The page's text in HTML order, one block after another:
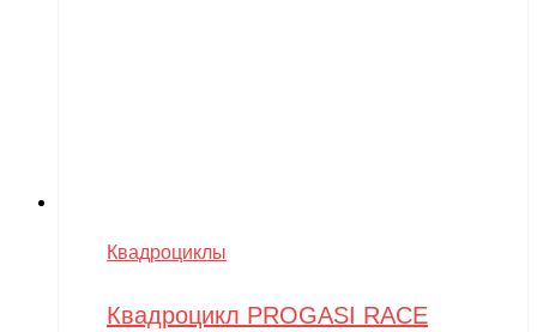
Квадроциклы
Квадроцикл PROGASI RACE